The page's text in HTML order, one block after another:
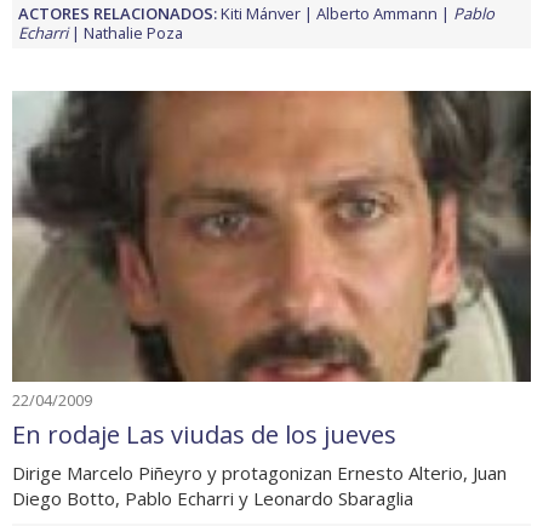
ACTORES RELACIONADOS:Kiti Mánver Alberto Ammann
Pablo
Echarri
Nathalie Poza
22/04/2009
En rodaje Las viudas de los jueves
Dirige Marcelo Piñeyro y protagonizan Ernesto Alterio, Juan
Diego Botto, Pablo Echarri y Leonardo Sbaraglia